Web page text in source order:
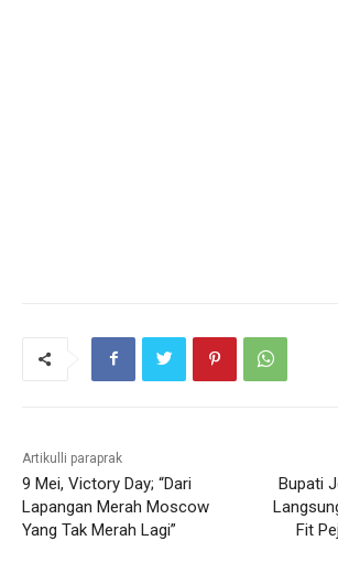
Artikulli paraprak
9 Mei, Victory Day; “Dari
Lapangan Merah Moscow
Yang Tak Merah Lagi”
Bupati
Fit